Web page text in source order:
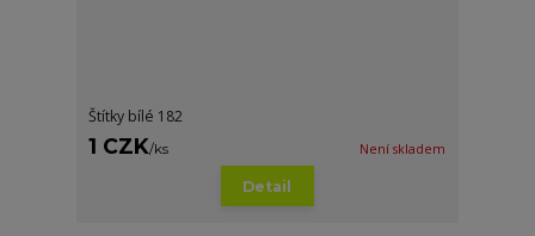
Štítky bílé 182
1 CZK/ks Není skladem
Detail